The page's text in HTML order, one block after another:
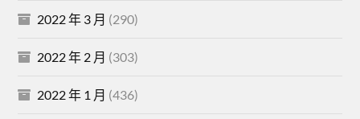
2022 年 3 月 (290)
2022 年 2 月 (303)
2022 年 1 月 (436)